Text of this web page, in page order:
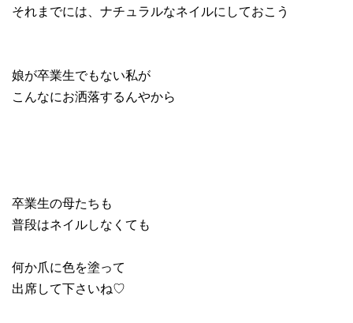
それまでには、ナチュラルなネイルにしておこう
娘が卒業生でもない私が
こんなにお洒落するんやから
卒業生の母たちも
普段はネイルしなくても
何か爪に色を塗って
出席して下さいね♡